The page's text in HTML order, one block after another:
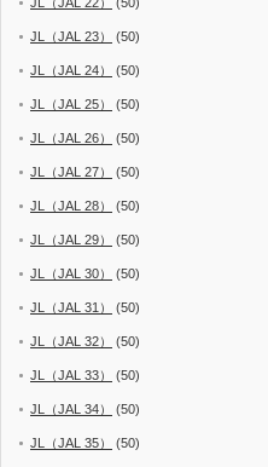
JL（JAL 23） (50)
JL（JAL 24） (50)
JL（JAL 25） (50)
JL（JAL 26） (50)
JL（JAL 27） (50)
JL（JAL 28） (50)
JL（JAL 29） (50)
JL（JAL 30） (50)
JL（JAL 31） (50)
JL（JAL 32） (50)
JL（JAL 33） (50)
JL（JAL 34） (50)
JL（JAL 35） (50)